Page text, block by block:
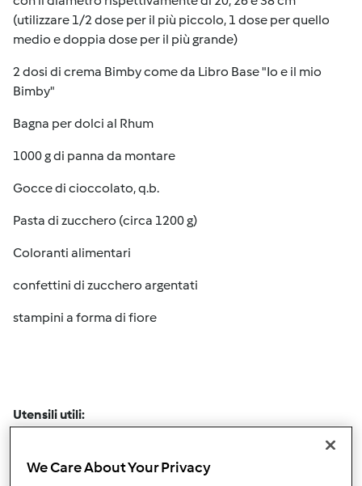
(utilizzare 1/2 dose per il più piccolo, 1 dose per quello
medio e doppia dose per il più grande)
2 dosi di crema Bimby come da Libro Base "Io e il mio
Bimby"
Bagna per dolci al Rhum
1000 g di panna da montare
Gocce di cioccolato, q.b.
Pasta di zucchero (circa 1200 g)
Coloranti alimentari
confettini di zucchero argentati
stampini a forma di fiore
Utensili utili:
We Care About Your Privacy